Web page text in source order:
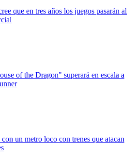
que en tres años los juegos pasarán al
of the Dragon" superará en escala a
un metro loco con trenes que atacan